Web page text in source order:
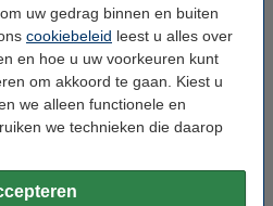
uw gedrag binnen en buiten
cookiebeleid leest u alles over
en hoe u uw voorkeuren kunt
om akkoord te gaan. Kiest u
we alleen functionele en
we technieken die daarop
°C
buiten
apparaat